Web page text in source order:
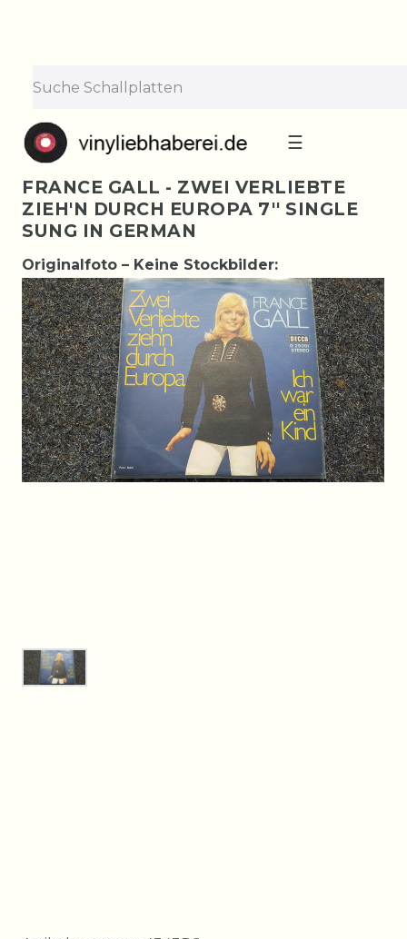
☰
FRANCE GALL - ZWEI VERLIEBTE
ZIEH'N DURCH EUROPA 7'' SINGLE
SUNG IN GERMAN
Originalfoto – Keine Stockbilder: